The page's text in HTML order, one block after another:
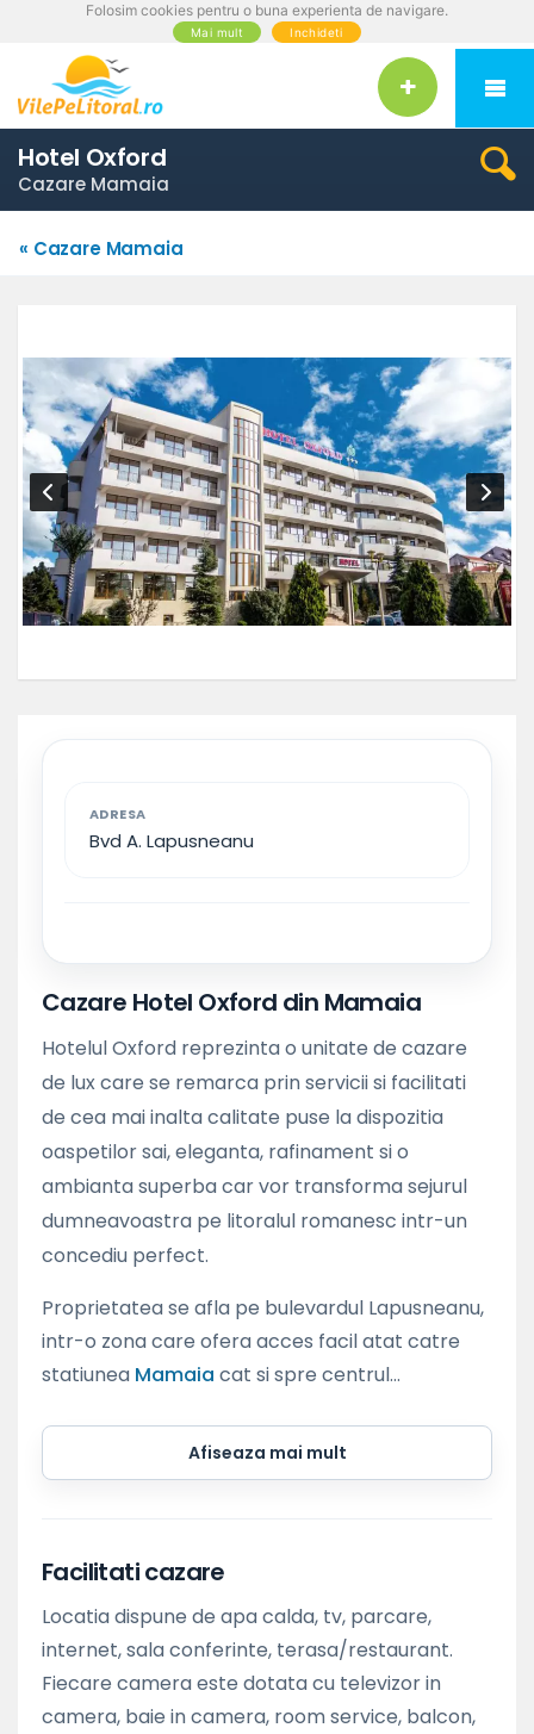
Folosim cookies pentru o buna experienta de navigare.
Mai mult Inchideti
Hotel Oxford
Cazare Mamaia
« Cazare Mamaia
ADRESA
Bvd A. Lapusneanu
Cazare Hotel Oxford din Mamaia
Hotelul Oxford reprezinta o unitate de cazare
de lux care se remarca prin servicii si facilitati
de cea mai inalta calitate puse la dispozitia
oaspetilor sai, eleganta, rafinament si o
ambianta superba car vor transforma sejurul
dumneavoastra pe litoralul romanesc intr-un
concediu perfect.
Proprietatea se afla pe bulevardul Lapusneanu,
intr-o zona care ofera acces facil atat catre
statiunea Mamaia cat si spre centrul...
Afiseaza mai mult
Facilitati cazare
Locatia dispune de apa calda, tv, parcare,
internet, sala conferinte, terasa/restaurant.
Fiecare camera este dotata cu televizor in
camera, baie in camera, room service, balcon,